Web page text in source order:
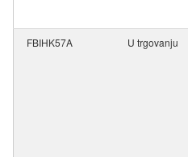
FBIHK57A U trgovanju